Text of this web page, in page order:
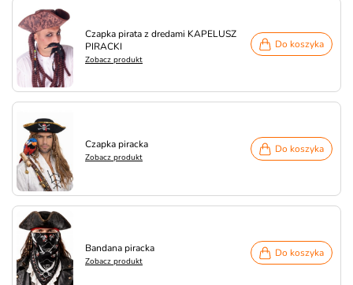
Czapka pirata z dredami KAPELUSZ
PIRACKI
Zobacz produkt
Do koszyka
Czapka piracka
Zobacz produkt
Do koszyka
Bandana piracka
Zobacz produkt
Do koszyka